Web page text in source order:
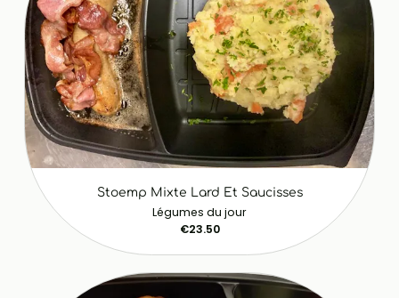
Stoemp Mixte Lard Et Saucisses
Légumes du jour
€23.50